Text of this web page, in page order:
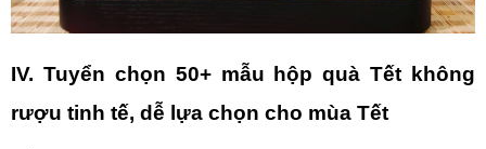
IV. Tuyển chọn 50+ mẫu hộp quà Tết không
rượu tinh tế, dễ lựa chọn cho mùa Tết